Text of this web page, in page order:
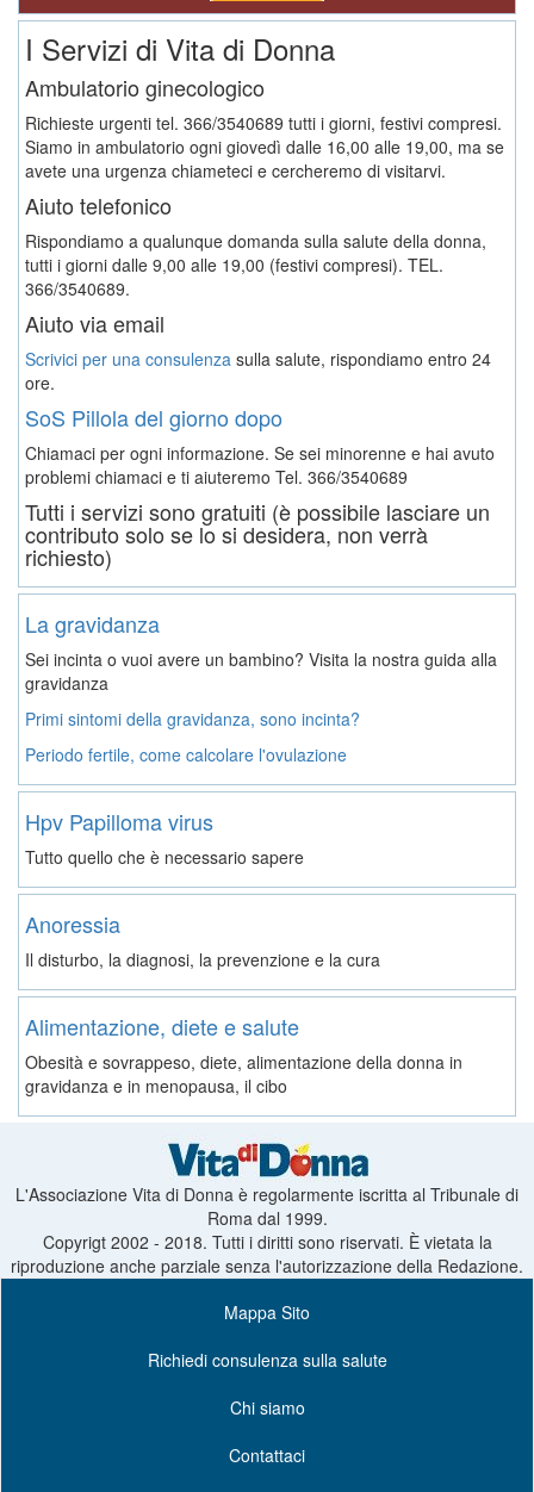
I Servizi di Vita di Donna
Ambulatorio ginecologico
Richieste urgenti tel. 366/3540689 tutti i giorni, festivi compresi.
Siamo in ambulatorio ogni giovedì dalle 16,00 alle 19,00, ma se
avete una urgenza chiameteci e cercheremo di visitarvi.
Aiuto telefonico
Rispondiamo a qualunque domanda sulla salute della donna,
tutti i giorni dalle 9,00 alle 19,00 (festivi compresi). TEL.
366/3540689.
Aiuto via email
Scrivici per una consulenza sulla salute, rispondiamo entro 24
ore.
SoS Pillola del giorno dopo
Chiamaci per ogni informazione. Se sei minorenne e hai avuto
problemi chiamaci e ti aiuteremo Tel. 366/3540689
Tutti i servizi sono gratuiti (è possibile lasciare un
contributo solo se lo si desidera, non verrà
richiesto)
La gravidanza
Sei incinta o vuoi avere un bambino? Visita la nostra guida alla
gravidanza
Primi sintomi della gravidanza, sono incinta?
Periodo fertile, come calcolare l'ovulazione
Hpv Papilloma virus
Tutto quello che è necessario sapere
Anoressia
Il disturbo, la diagnosi, la prevenzione e la cura
Alimentazione, diete e salute
Obesità e sovrappeso, diete, alimentazione della donna in
gravidanza e in menopausa, il cibo
L'Associazione Vita di Donna è regolarmente iscritta al Tribunale di
Roma dal 1999.
Copyrigt 2002 - 2018. Tutti i diritti sono riservati. È vietata la
riproduzione anche parziale senza l'autorizzazione della Redazione.
Mappa Sito
Richiedi consulenza sulla salute
Chi siamo
Contattaci